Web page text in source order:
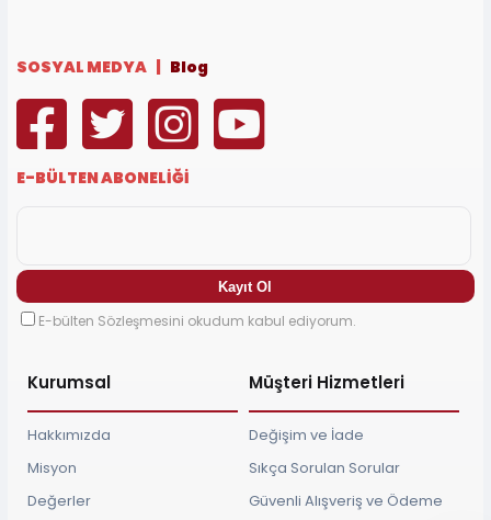
SOSYAL MEDYA | Blog
E-BÜLTEN ABONELİĞİ
E-bülten Sözleşmesini okudum kabul ediyorum.
Kurumsal
Hakkımızda
Misyon
Değerler
Müşteri Hizmetleri
Değişim ve İade
Sıkça Sorulan Sorular
Güvenli Alışveriş ve Ödeme